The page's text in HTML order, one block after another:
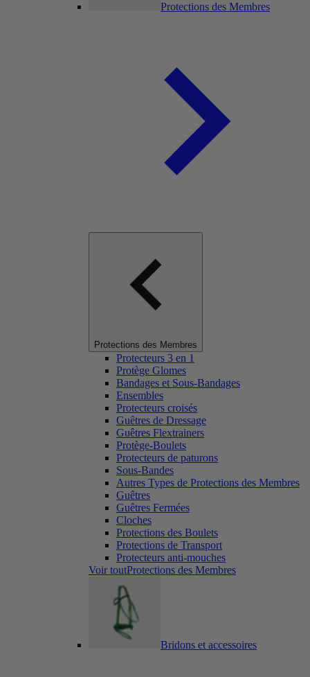
Protections des Membres
Protections des Membres
Protecteurs 3 en 1
Protège Glomes
Bandages et Sous-Bandages
Ensembles
Protecteurs croisés
Guêtres de Dressage
Guêtres Flextrainers
Protège-Boulets
Protecteurs de paturons
Sous-Bandes
Autres Types de Protections des Membres
Guêtres
Guêtres Fermées
Cloches
Protections des Boulets
Protections de Transport
Protecteurs anti-mouches
Voir toutProtections des Membres
Bridons et accessoires